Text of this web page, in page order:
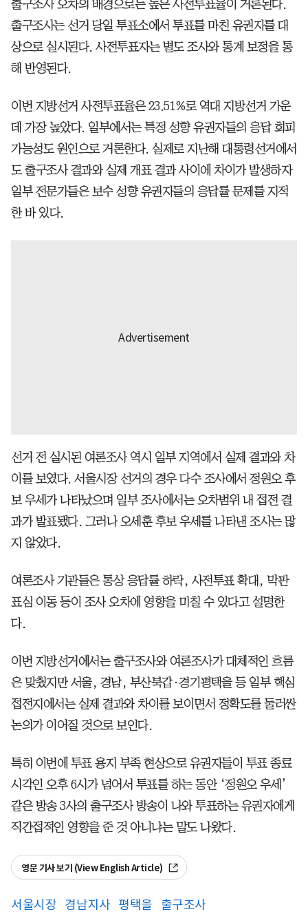
출구조사 오차의 배경으로는 높은 사전투표율이 거론된다.
출구조사는 선거 당일 투표소에서 투표를 마친 유권자를 대
상으로 실시된다. 사전투표자는 별도 조사와 통계 보정을 통
해 반영된다.
이번 지방선거 사전투표율은 23.51%로 역대 지방선거 가운
데 가장 높았다. 일부에서는 특정 성향 유권자들의 응답 회피
가능성도 원인으로 거론한다. 실제로 지난해 대통령선거에서
도 출구조사 결과와 실제 개표 결과 사이에 차이가 발생하자
일부 전문가들은 보수 성향 유권자들의 응답률 문제를 지적
한 바 있다.
선거 전 실시된 여론조사 역시 일부 지역에서 실제 결과와 차
이를 보였다. 서울시장 선거의 경우 다수 조사에서 정원오 후
보 우세가 나타났으며 일부 조사에서는 오차범위 내 접전 결
과가 발표됐다. 그러나 오세훈 후보 우세를 나타낸 조사는 많
지 않았다.
여론조사 기관들은 통상 응답률 하락, 사전투표 확대, 막판
표심 이동 등이 조사 오차에 영향을 미칠 수 있다고 설명한
다.
이번 지방선거에서는 출구조사와 여론조사가 대체적인 흐름
은 맞췄지만 서울, 경남, 부산북갑·경기평택을 등 일부 핵심
접전지에서는 실제 결과와 차이를 보이면서 정확도를 둘러싼
논의가 이어질 것으로 보인다.
특히 이번에 투표 용지 부족 현상으로 유권자들이 투표 종료
시각인 오후 6시가 넘어서 투표를 하는 동안 ‘정원오 우세’
같은 방송 3사의 출구조사 방송이 나와 투표하는 유권자에게
직간접적인 영향을 준 것 아니냐는 말도 나왔다.
영문 기사 보기 (View English Article)
서울시장 경남지사 평택을 출구조사